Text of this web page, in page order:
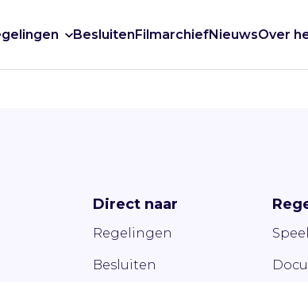
BesluitenFilmarchiefNieuwsOver
Direct naar
Regelingen
Besluiten